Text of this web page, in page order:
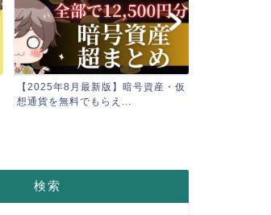
【2025年8月最新版】暗号資産・仮
想通貨を無料でもらえ...
検索